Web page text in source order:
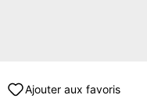
Ajouter aux favoris